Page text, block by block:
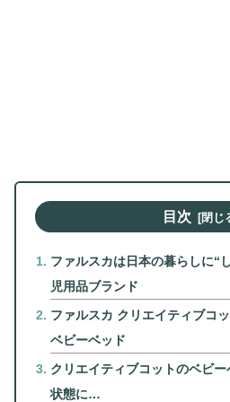
目次
ファルスカは日本の暮らしに“
児用品ブランド
ファルスカ クリエイティブコ
ベビーベッド
クリエイティブコットのベビ
状態に…